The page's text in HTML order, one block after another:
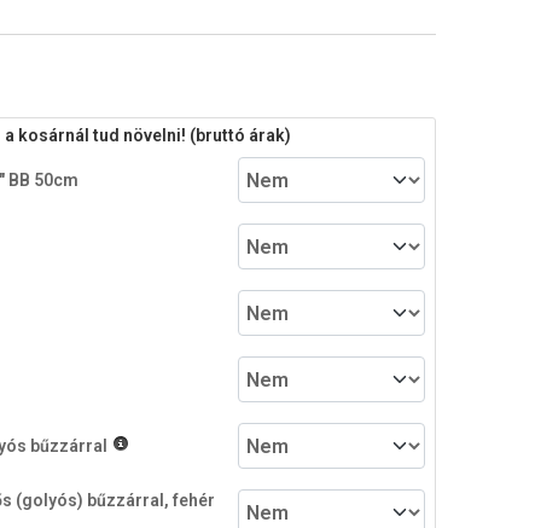
kosárnál tud növelni! (bruttó árak)
50cm
bűzzárral
(golyós) bűzzárral, fehér